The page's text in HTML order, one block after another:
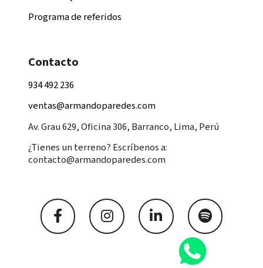
Programa de referidos
Contacto
934 492 236
ventas@armandoparedes.com
Av. Grau 629, Oficina 306, Barranco, Lima, Perú
¿Tienes un terreno? Escríbenos a:
contacto@armandoparedes.com